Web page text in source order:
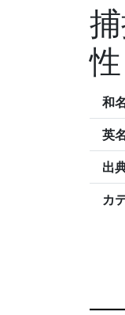
性
和名
英名
出
カ